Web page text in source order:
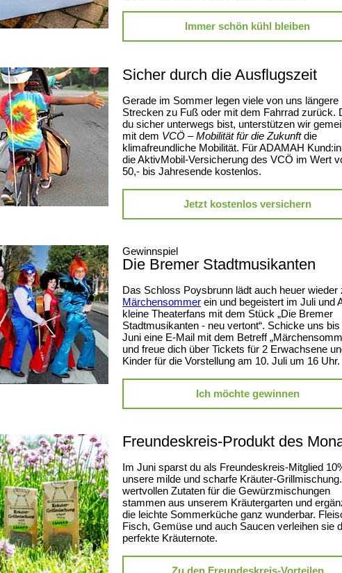
Immer schön kühl bleiben
Sicher durch die Ausflugszeit
Gerade im Sommer legen viele von uns längere
Strecken zu Fuß oder mit dem Fahrrad zurück.
du sicher unterwegs bist, unterstützen wir
mit dem VCÖ – Mobilität für die Zukunftdie
klimafreundliche Mobilität. Für ADAMAH
die AktivMobil-Versicherung des VCÖ im Wert
50,- bis Jahresende kostenlos.
Jetzt kostenlos versichern
Gewinnspiel
Die Bremer Stadtmusikanten
Das Schloss Poysbrunn lädt auch heuer wieder
Märchensommer ein und begeistert im Juli und
kleine Theaterfans mit dem Stück „Die Bremer
Stadtmusikanten - neu vertont“. Schicke uns bis
Juni eine E-Mail mit dem Betreff
und freue dich über Tickets für 2 Erwachsene
Kinder für die Vorstellung am 10. Juli um 16 Uhr.
Ich möchte gewinnen
Freundeskreis-Produkt des
Im Juni sparst du als Freundeskreis-Mitglied
unsere milde und scharfe Kräuter-
wertvollen Zutaten für die Gewürzmischungen
stammen aus unserem Kräutergarten und
die leichte Sommerküche ganz wunderbar.
Fisch, Gemüse und auch Saucen verleihen sie
perfekte Kräuternote.
Zu den Freundeskreis-Vorteilen